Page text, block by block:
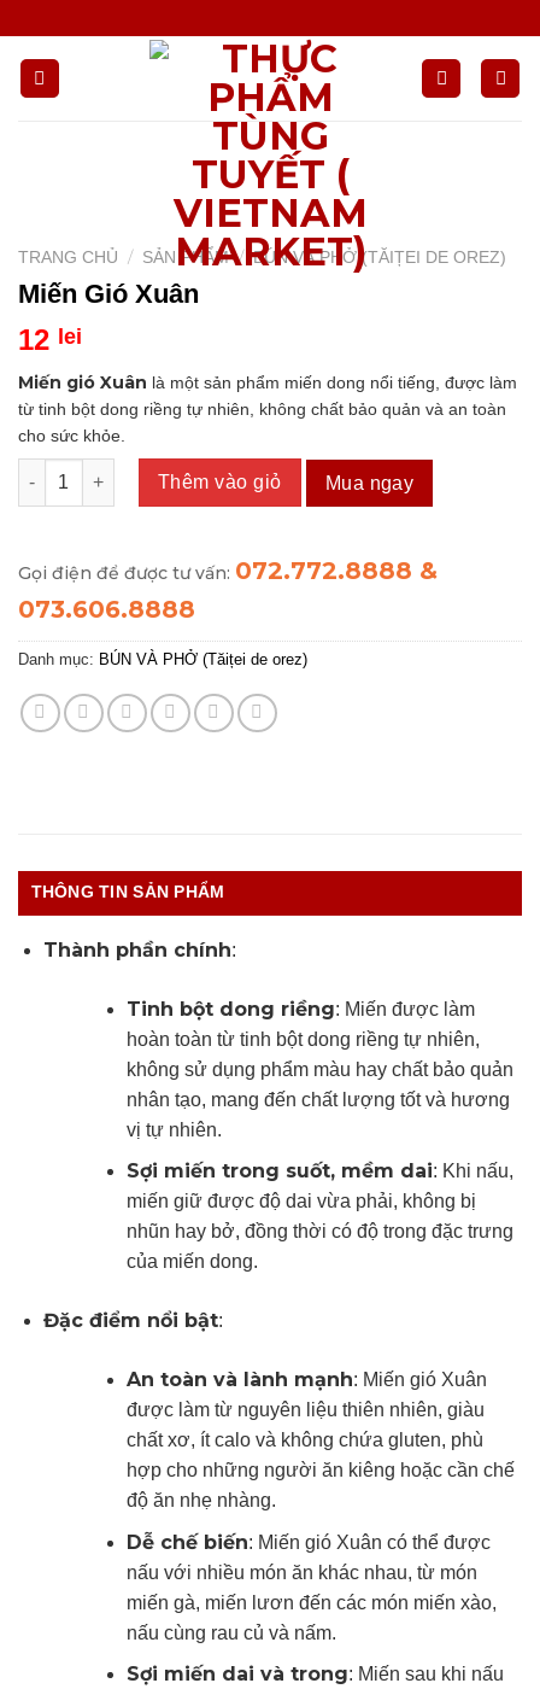
dung
TRANG CHỦ / SẢN PHẨM / BÚN VÀ PHỞ (TĂIȚEI DE OREZ)
Miến Gió Xuân
12 lei
Miến gió Xuân là một sản phẩm miến dong nổi tiếng, được làm
từ tinh bột dong riềng tự nhiên, không chất bảo quản và an toàn
cho sức khỏe.
Miến Gió Xuân số lượng
Thêm vào giỏ Mua ngay
Gọi điện để được tư vấn: 072.772.8888 &
073.606.8888
Danh mục: BÚN VÀ PHỞ (Tăiței de orez)
THÔNG TIN SẢN PHẨM
Thành phần chính:
Tinh bột dong riềng: Miến được làm
hoàn toàn từ tinh bột dong riềng tự nhiên,
không sử dụng phẩm màu hay chất bảo quản
nhân tạo, mang đến chất lượng tốt và hương
vị tự nhiên.
Sợi miến trong suốt, mềm dai: Khi nấu,
miến giữ được độ dai vừa phải, không bị
nhũn hay bở, đồng thời có độ trong đặc trưng
của miến dong.
Đặc điểm nổi bật:
An toàn và lành mạnh: Miến gió Xuân
được làm từ nguyên liệu thiên nhiên, giàu
chất xơ, ít calo và không chứa gluten, phù
hợp cho những người ăn kiêng hoặc cần chế
độ ăn nhẹ nhàng.
Dễ chế biến: Miến gió Xuân có thể được
nấu với nhiều món ăn khác nhau, từ món
miến gà, miến lươn đến các món miến xào,
nấu cùng rau củ và nấm.
Sợi miến dai và trong: Miến sau khi nấu